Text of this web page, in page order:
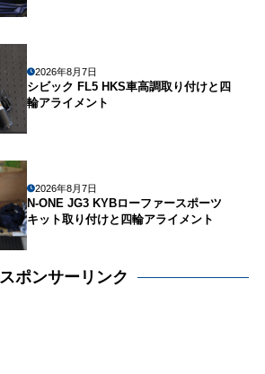
2026年8月7日
シビック FL5 HKS車高調取り付けと四
輪アライメント
2026年8月7日
N-ONE JG3 KYBローファースポーツ
キット取り付けと四輪アライメント
スポンサーリンク